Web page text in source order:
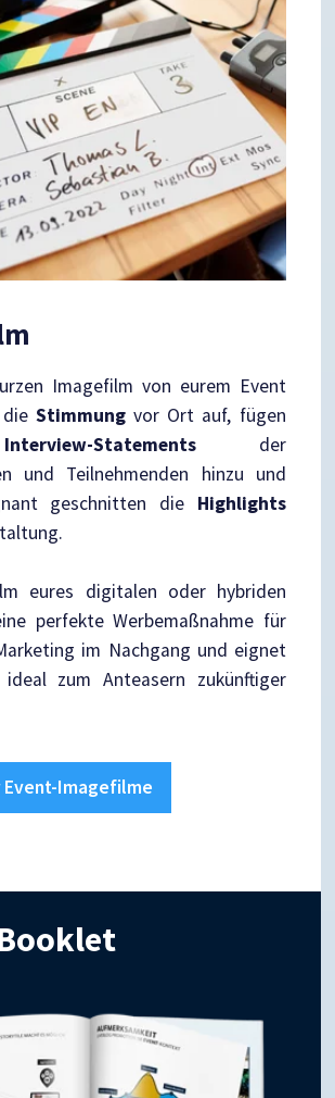
Imagefilm von eurem Event
Stimmungvor Ort auf, fügen
Interview-Statements der
und Teilnehmenden hinzu und
geschnitten die Highlights
eures digitalen oder hybriden
perfekte Werbemaßnahme für
im Nachgang und eignet
zum Anteasern zukünftiger
Imagefilme